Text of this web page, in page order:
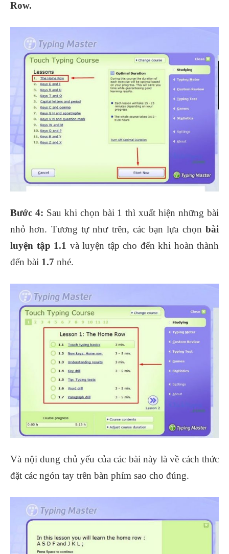
Row.
Bước 4: Sau khi chọn bài 1 thì xuất hiện những bài
nhỏ hơn. Tương tự như trên, các bạn lựa chọn bài
luyện tập 1.1 và luyện tập cho đến khi hoàn thành
đến bài 1.7 nhé.
Và nội dung chủ yếu của các bài này là về cách thức
đặt các ngón tay trên bàn phím sao cho đúng.